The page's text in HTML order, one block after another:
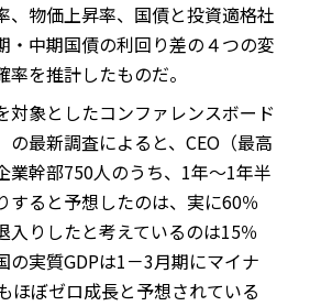
、物価上昇率、国債と投資適格社
・中期国債の利回り差の４つの変
を推計したものだ。
対象としたコンファレンスボード
の最新調査によると、CEO（最高
業幹部750人のうち、1年～1年半
すると予想したのは、実に60％
入りしたと考えているのは15％
の実質GDPは1－3月期にマイナ
ほぼゼロ成長と予想されている